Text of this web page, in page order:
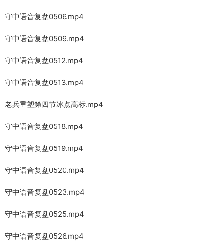
守中语音复盘0506.mp4
守中语音复盘0509.mp4
守中语音复盘0512.mp4
守中语音复盘0513.mp4
老兵重塑第四节冰点高标.mp4
守中语音复盘0518.mp4
守中语音复盘0519.mp4
守中语音复盘0520.mp4
守中语音复盘0523.mp4
守中语音复盘0525.mp4
守中语音复盘0526.mp4